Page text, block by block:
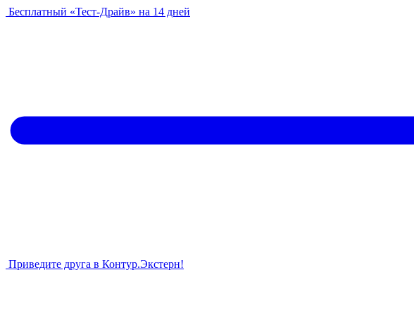
Бесплатный «Тест-Драйв» на 14 дней
Приведите друга в Контур.Экстерн!